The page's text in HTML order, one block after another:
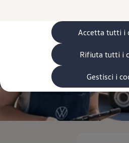
Accetta tutti i
Rifiuta tutti i
Gestisci i
Ecoincentivi
5 Plus
Usato Certificato
Garanzia Usato
Assicurazioni
Clienti Business
Gamma,
Service Flotte
Area Contatti
Servizi Finanziari
Progetto Valore